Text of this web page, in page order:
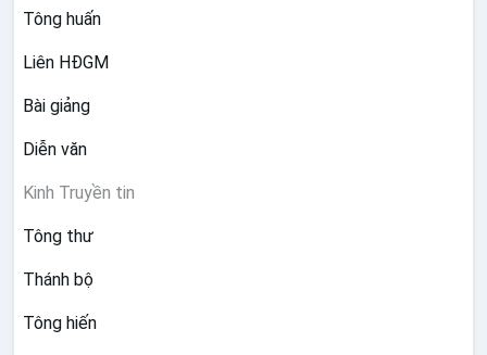
Tông huấn
Liên HĐGM
Bài giảng
Diễn văn
Kinh Truyền tin
Tông thư
Thánh bộ
Tông hiến